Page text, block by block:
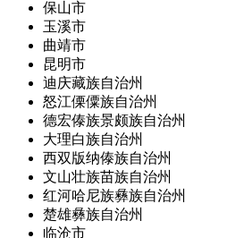
保山市
玉溪市
曲靖市
昆明市
迪庆藏族自治州
怒江傈僳族自治州
德宏傣族景颇族自治州
大理白族自治州
西双版纳傣族自治州
文山壮族苗族自治州
红河哈尼族彝族自治州
楚雄彝族自治州
临沧市